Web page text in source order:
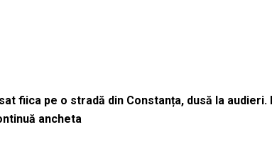
fiica pe o stradă din Constanța, dusă la audieri.
ancheta